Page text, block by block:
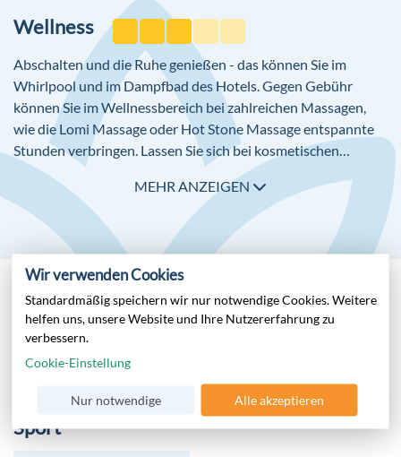
Wellness
Abschalten und die Ruhe genießen - das können Sie im
Whirlpool und im Dampfbad des Hotels. Gegen Gebühr
können Sie im Wellnessbereich bei zahlreichen Massagen,
wie die Lomi Massage oder Hot Stone Massage entspannte
Stunden verbringen. Lassen Sie sich bei kosmetischen
Anwendungen wie einer Gesichtsbehandlung, einem Peeling,
oder einer Maniküre und Pediküre verwöhnen.
MEHR ANZEIGEN
Unterhaltung
Langweilig wird es im Hotel RIU Arecas bestimmt nicht.
Sport
Wir verwenden Cookies
Standardmäßig speichern wir nur notwendige Cookies. Weitere
helfen uns, unsere Website und Ihre Nutzererfahrung zu
verbessern.
Cookie-Einstellung
Nur notwendige Alle akzeptieren